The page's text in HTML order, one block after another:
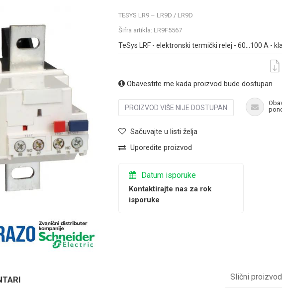
TESYS LR9 – LR9D / LR9D
Šifra artikla: LR9F5567
TeSys LRF - elektronski termički relej - 60...100 A -
Obavestite me kada proizvod bude dostupan
PROIZVOD VIŠE NIJE DOSTUPAN
Sačuvajte u listi želja
Uporedite proizvod
Datum isporuke
Kontaktirajte nas za rok
isporuke
Slični